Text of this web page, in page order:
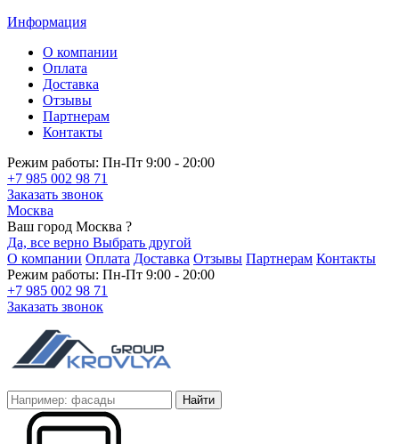
Информация
О компании
Оплата
Доставка
Отзывы
Партнерам
Контакты
Режим работы: Пн-Пт 9:00 - 20:00
+7 985 002 98 71
Заказать звонок
Москва
Ваш город Москва ?
Да, все верно Выбрать другой
О компании Оплата Доставка Отзывы Партнерам Контакты
Режим работы: Пн-Пт 9:00 - 20:00
+7 985 002 98 71
Заказать звонок
Найти